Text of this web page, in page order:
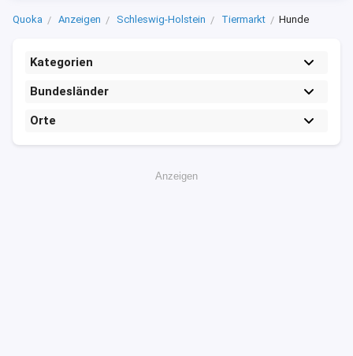
Quoka Anzeigen Schleswig-Holstein Tiermarkt Hunde
Kategorien
Bundesländer
Orte
Anzeigen